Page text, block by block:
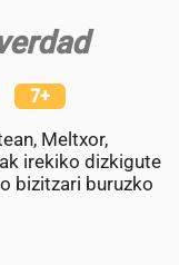
7+
Meltxor,
irekiko dizkigute
bizitzari buruzko